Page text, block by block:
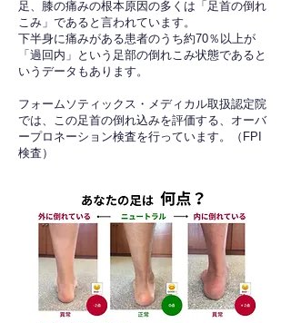
足、膝の痛みの根本原因の多くは「足首の倒れ
こみ」であると言われています。
下半身に痛みがある患者のうち約70％以上が
「過回内」という足部の倒れこみ状態であると
いうデータもあります。
フォームソティックス・メディカル取扱認定院
では、この足首の倒れ込みを評価する、オーバ
ープロネーション検査を行っています。（FPI
検査）​